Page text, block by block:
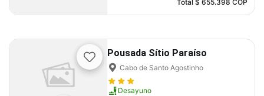
Total $ 655.398 COP
Pousada Sítio Paraíso
Cabo de Santo Agostinho
Desayuno